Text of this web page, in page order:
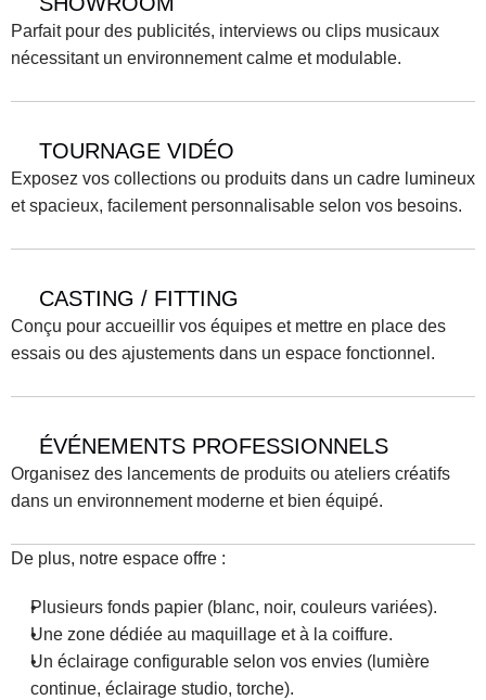
Parfait pour des publicités, interviews ou clips musicaux
nécessitant un environnement calme et modulable.
TOURNAGE VIDÉO
Exposez vos collections ou produits dans un cadre lumineux
et spacieux, facilement personnalisable selon vos besoins.
CASTING / FITTING
Conçu pour accueillir vos équipes et mettre en place des
essais ou des ajustements dans un espace fonctionnel.
ÉVÉNEMENTS PROFESSIONNELS
Organisez des lancements de produits ou ateliers créatifs
dans un environnement moderne et bien équipé.
De plus, notre espace offre :
Plusieurs fonds papier (blanc, noir, couleurs variées).
Une zone dédiée au maquillage et à la coiffure.
Un éclairage configurable selon vos envies (lumière
continue, éclairage studio, torche).